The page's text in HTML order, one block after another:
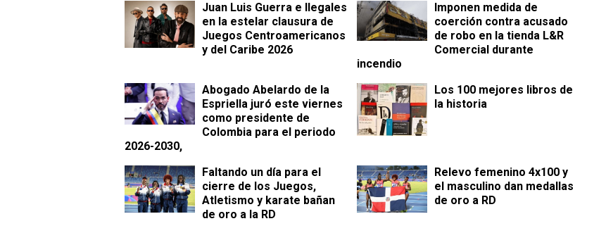
Juan Luis Guerra e Ilegales
en la estelar clausura de
Juegos Centroamericanos
y del Caribe 2026
Imponen medida de
coerción contra acusado
de robo en la tienda L&R
Comercial durante
incendio
Abogado Abelardo de la
Espriella juró este viernes
como presidente de
Colombia para el periodo
2026-2030,
Los 100 mejores libros de
la historia
Faltando un día para el
cierre de los Juegos,
Atletismo y karate bañan
de oro a la RD
Relevo femenino 4x100 y
el masculino dan medallas
de oro a RD